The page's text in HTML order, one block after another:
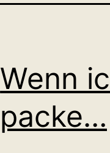
Wenn
packe…